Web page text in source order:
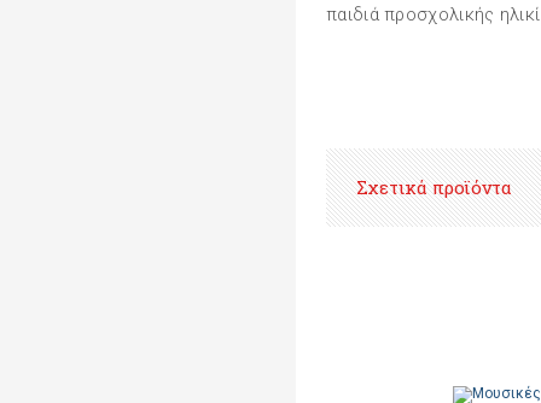
παιδιά προσχολικής
Σχετικά προϊόντα